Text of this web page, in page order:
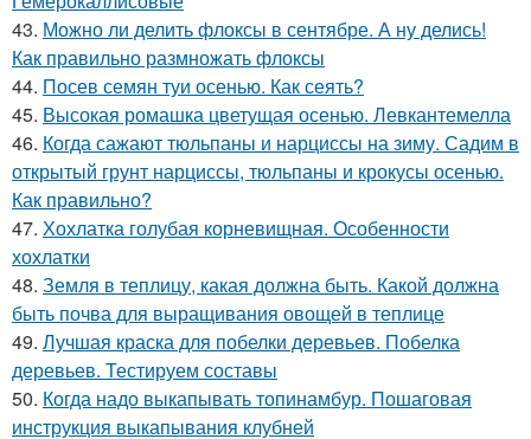
43. Можно ли делить флоксы в сентябре. А ну делись!
Как правильно размножать флоксы
44. Посев семян туи осенью. Как сеять?
45. Высокая ромашка цветущая осенью. Левкантемелла
46. Когда сажают тюльпаны и нарциссы на зиму. Садим в
открытый грунт нарциссы, тюльпаны и крокусы осенью.
Как правильно?
47. Хохлатка голубая корневищная. Особенности
хохлатки
48. Земля в теплицу, какая должна быть. Какой должна
быть почва для выращивания овощей в теплице
49. Лучшая краска для побелки деревьев. Побелка
деревьев. Тестируем составы
50. Когда надо выкапывать топинамбур. Пошаговая
инструкция выкапывания клубней